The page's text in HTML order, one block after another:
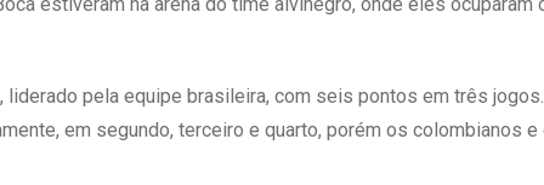
estiveram na arena do time alvinegro, onde eles ocuparam
liderado pela equipe brasileira, com seis pontos em três
em segundo, terceiro e quarto, porém os colombianos e